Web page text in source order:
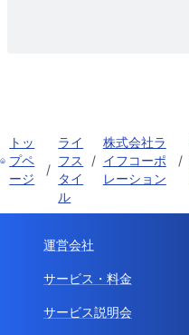
トッ
プペ
ージ
/
ライ
フス
タイ
ル
/
株式会社ラ
イフコーポ
レーション
/
運営会社
サービス・料金
サービス説明会